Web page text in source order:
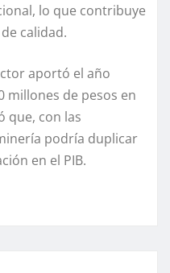
lo que contribuye
calidad.
aportó el año
millones de pesos en
que, con las
podría duplicar
en el PIB.